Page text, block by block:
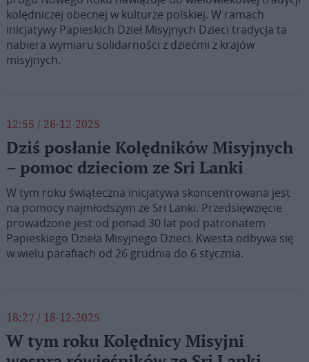
kolędniczej obecnej w kulturze polskiej. W ramach
inicjatywy Papieskich Dzieł Misyjnych Dzieci tradycja ta
nabiera wymiaru solidarności z dziećmi z krajów
misyjnych.
12:55 / 26-12-2025
Dziś posłanie Kolędników Misyjnych
– pomoc dzieciom ze Sri Lanki
W tym roku świąteczna inicjatywa skoncentrowana jest
na pomocy najmłodszym ze Sri Lanki. Przedsięwzięcie
prowadzone jest od ponad 30 lat pod patronatem
Papieskiego Dzieła Misyjnego Dzieci. Kwesta odbywa się
w wielu parafiach od 26 grudnia do 6 stycznia.
18:27 / 18-12-2025
W tym roku Kolędnicy Misyjni